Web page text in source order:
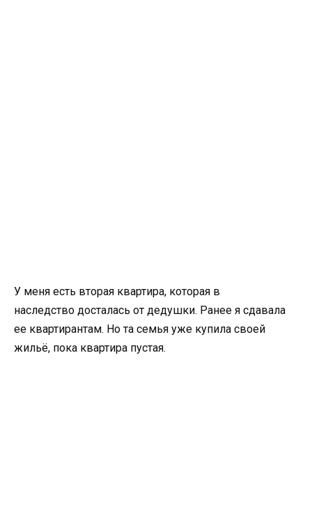
У меня есть вторая квартира, которая в
наследство досталась от дедушки. Ранее я сдавала
ее квартирантам. Но та семья уже купила своей
жильё, пока квартира пустая.